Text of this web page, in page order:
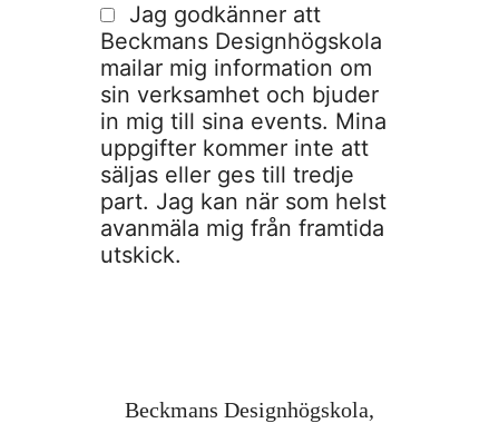
Jag godkänner att
Beckmans Designhögskola
mailar mig information om
sin verksamhet och bjuder
in mig till sina events. Mina
uppgifter kommer inte att
säljas eller ges till tredje
part. Jag kan när som helst
avanmäla mig från framtida
utskick.
Beckmans Designhögskola,